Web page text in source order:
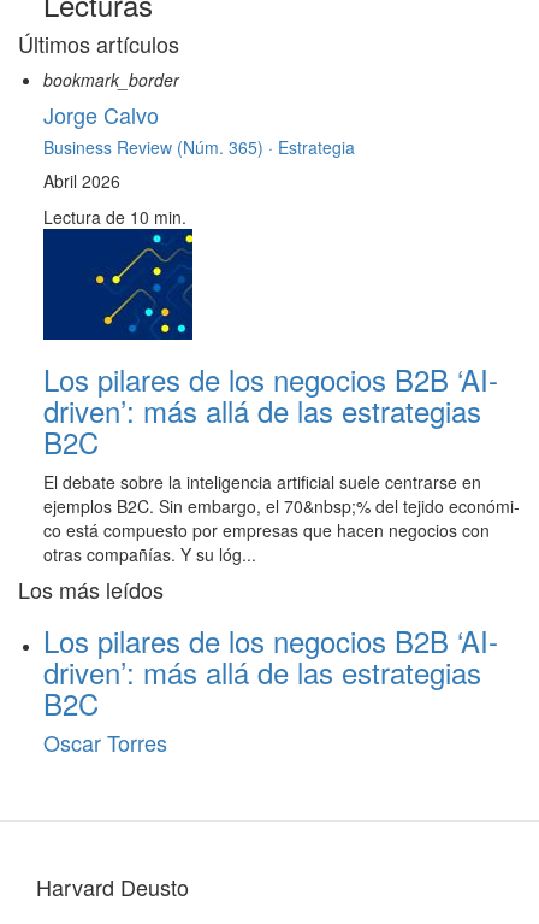
Últimos artículos
bookmark_border
Jorge Calvo
Business Review (Núm. 365) · Estrategia
Abril 2026
Lectura de 10 min.
Los pilares de los negocios B2B ‘AI-
driven’: más allá de las estrategias
B2C
El debate sobre la inteligencia artificial suele centrarse en
ejemplos B2C. Sin embargo, el 70&nbsp;% del tejido económi-
co está compuesto por empresas que hacen negocios con
otras compañías. Y su lóg...
Los más leídos
Los pilares de los negocios B2B ‘AI-
driven’: más allá de las estrategias
B2C
Oscar Torres
Harvard Deusto